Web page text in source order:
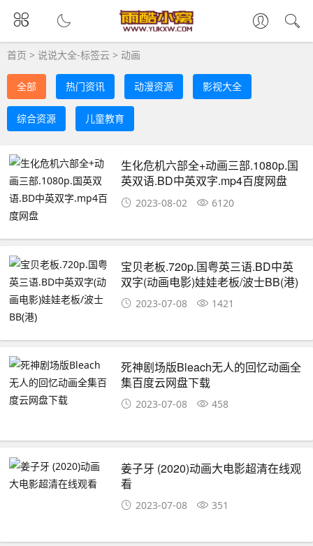
首页 > 说说大全-标签云 > 动画
全部 热门资讯 动漫资源 影视大全
综合资源 儿童教育
生化危机六部全+动画三部.1080p.国
英双语.BD中英双字.mp4百度网盘
2023-08-02 6120
宝贝老板.720p.国粤英三语.BD中英
双字(动画电影)娃娃老板/波士BB(港)
2023-07-08 1421
死神剧场版Bleach无人的回忆动画全
集百度云网盘下载
2023-07-08 458
姜子牙 (2020)动画大电影超清在线观
看
2023-07-08 351